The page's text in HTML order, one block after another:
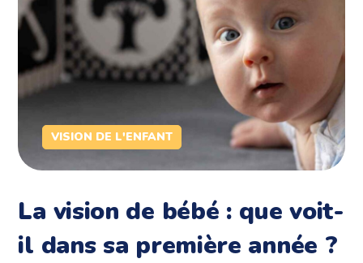
VISION DE L'ENFANT
La vision de bébé : que voit-
il dans sa première année ?